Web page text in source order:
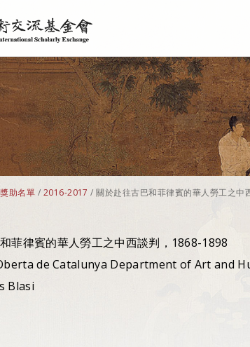
助名單 / 2016-2017 /關於赴往古巴和菲律賓的華人勞工之
菲律賓的華人勞工之中西談判，1868-1898
de Catalunya Department of Art and
Blasi